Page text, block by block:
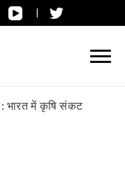
में कृषि संकट